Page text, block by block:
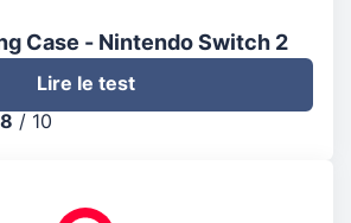
Case - Nintendo Switch 2
Lire le test
8 / 10